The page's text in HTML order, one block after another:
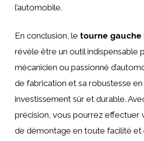
l’automobile.
En conclusion, le tourne gauche
révèle être un outil indispensable
mécanicien ou passionné
de fabrication et sa robustesse
investissement sûr et durable.
précision, vous pourrez effectuer
de démontage en toute facilité et